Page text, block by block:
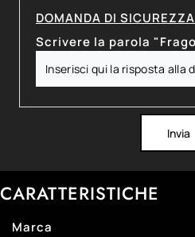
DOMANDA DI SICUREZZA
Scrivere la parola
Invia
CARATTERISTICHE
Marca